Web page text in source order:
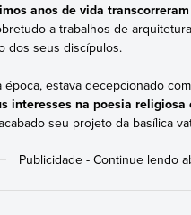
anos de vida
a trabalhos de
dos seus discípulos.
época, estava decepcionado
interesses na poesia religiosa
seu projeto da basílica